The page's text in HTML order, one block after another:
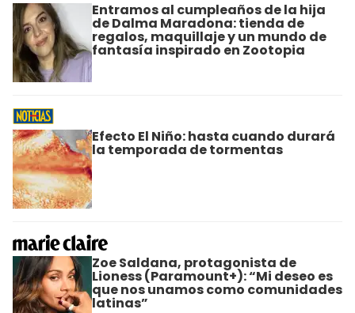
Entramos al cumpleaños de la hija
de Dalma Maradona: tienda de
regalos, maquillaje y un mundo de
fantasía inspirado en Zootopia
Efecto El Niño: hasta cuando durará
la temporada de tormentas
Zoe Saldana, protagonista de
Lioness (Paramount+): “Mi deseo es
que nos unamos como comunidades
latinas”